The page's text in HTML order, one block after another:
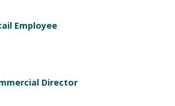
Employee
Director